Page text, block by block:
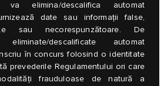
va elimina/descalifica automat
date sau informații false,
sau necorespunzătoare. De
descalificate automat
în concurs folosind o identitate
prevederile Regulamentului ori care
frauduloase de natură a